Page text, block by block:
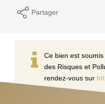
Partager
Ce bien est
des Risques et
rendez-vous sur